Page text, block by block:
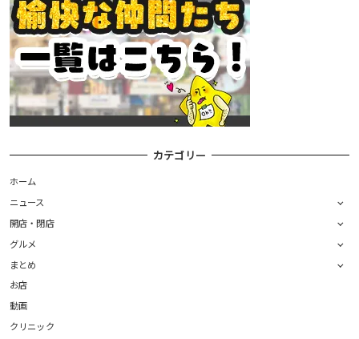
カテゴリー
ホーム
ニュース
開店・閉店
グルメ
まとめ
お店
動画
クリニック